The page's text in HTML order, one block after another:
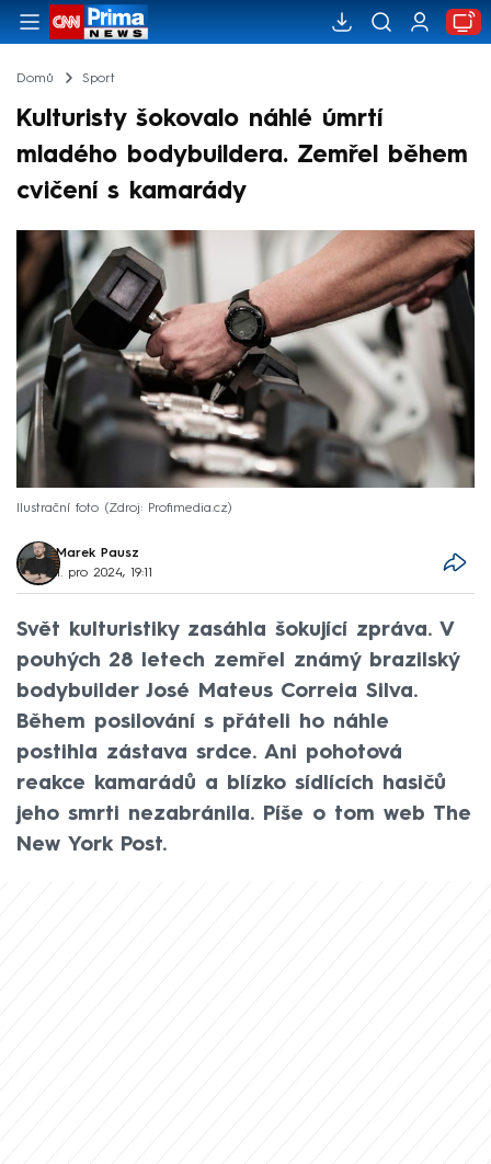
Domů Sport
Kulturisty šokovalo náhlé úmrtí
mladého bodybuildera. Zemřel během
cvičení s kamarády
Ilustrační foto Zdroj: Profimedia.cz
Marek Pausz
1. pro 2024, 19:11
Svět kulturistiky zasáhla šokující zpráva. V
pouhých 28 letech zemřel známý brazilský
bodybuilder José Mateus Correia Silva.
Během posilování s přáteli ho náhle
postihla zástava srdce. Ani pohotová
reakce kamarádů a blízko sídlících hasičů
jeho smrti nezabránila. Píše o tom web The
New York Post.